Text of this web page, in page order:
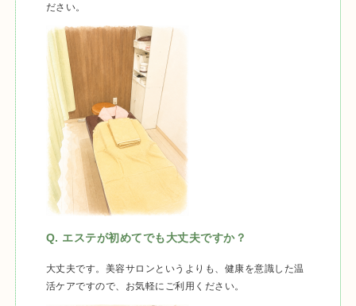
ださい。
Q. エステが初めてでも大丈夫ですか？
大丈夫です。美容サロンというよりも、健康を意識した温
活ケアですので、お気軽にご利用ください。